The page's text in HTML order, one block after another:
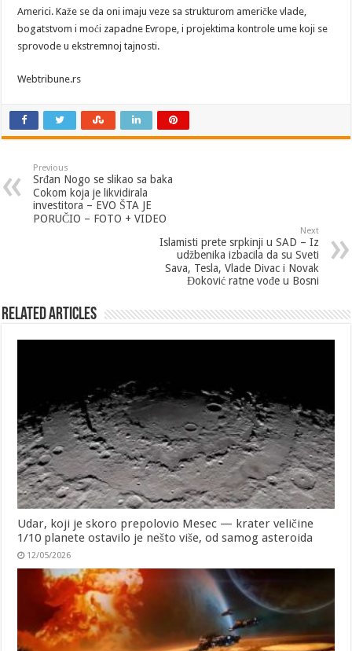
Americi. Kaže se da oni imaju veze sa strukturom američke vlade,
bogatstvom i moći zapadne Evrope, i projektima kontrole ume koji se
sprovode u ekstremnoj tajnosti.
Webtribune.rs
Previous
Srđan Nogo se slikao sa baka
Cokom koja je likvidirala
investitora – EVO ŠTA JE
PORUČIO – FOTO + VIDEO
Next
Islamisti prete srpkinji u SAD – Iz
udžbenika izbacila da su Sveti
Sava, Tesla, Vlade Divac i Novak
Đoković ratne vođe u Bosni
Related Articles
Udar, koji je skoro prepolovio Mesec — krater veličine
1/10 planete ostavilo je nešto više, od samog asteroida
12/05/2026